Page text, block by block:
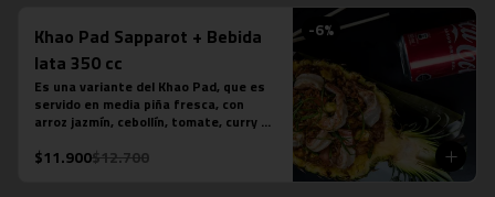
-6%
Khao Pad Sapparot + Bebida
lata 350 cc
Es una variante del Khao Pad, que es
servido en media piña fresca, con
arroz jazmín, cebollín, tomate, curry
levemente picante. Más bebida en lata
$11.900$12.700